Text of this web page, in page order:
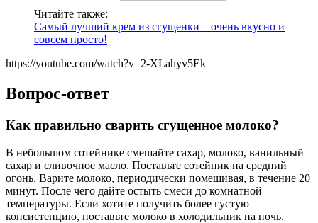
Читайте также:
Самый лучший крем из сгущенки – очень вкусно и
совсем просто!
https://youtube.com/watch?v=2-XLahyv5Ek
Вопрос-ответ
Как правильно сварить сгущенное молоко?
В небольшом сотейнике смешайте сахар, молоко, ванильный
сахар и сливочное масло. Поставьте сотейник на средний
огонь. Варите молоко, периодически помешивая, в течение 20
минут. После чего дайте остыть смеси до комнатной
температуры. Если хотите получить более густую
консистенцию, поставьте молоко в холодильник на ночь.